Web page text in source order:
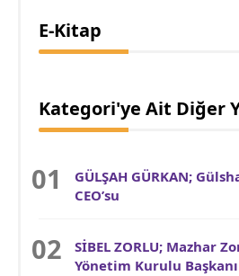
E-Kitap
Kategori'ye Ait Diğer
GÜLŞAH GÜRKAN;
CEO’su
SİBEL ZORLU; Mazhar
Yönetim Kurulu Başkanı